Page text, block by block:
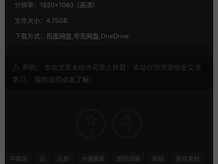
分辨率： 1920×1080（高清）
文件大小： 4.15GB
下载方式： 百度网盘,夸克网盘,OneDrive
声明： 本站文章未经许可禁止转载！本站仅供资源信息交流
学习， 版权说明点此了解 ！
中国风 云 元旦 卡通模板 图形动画 图标
新年素材